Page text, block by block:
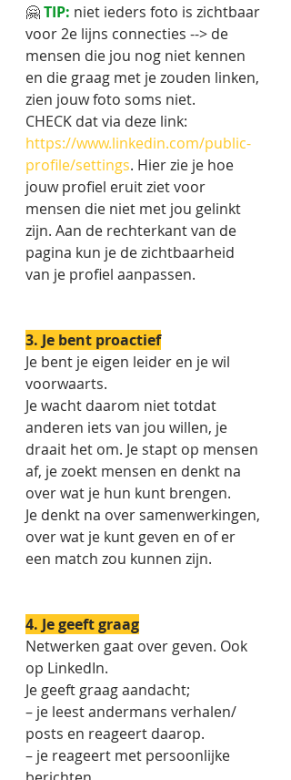
🤗 TIP: niet ieders foto is zichtbaar
voor 2e lijns connecties --> de
mensen die jou nog niet kennen
en die graag met je zouden linken,
zien jouw foto soms niet.
CHECK dat via deze link:
https://www.linkedin.com/public-
profile/settings. Hier zie je hoe
jouw profiel eruit ziet voor
mensen die niet met jou gelinkt
zijn. Aan de rechterkant van de
pagina kun je de zichtbaarheid
van je profiel aanpassen.
3. Je bent proactief
Je bent je eigen leider en je wil
voorwaarts.
Je wacht daarom niet totdat
anderen iets van jou willen, je
draait het om. Je stapt op mensen
af, je zoekt mensen en denkt na
over wat je hun kunt brengen.
Je denkt na over samenwerkingen,
over wat je kunt geven en of er
een match zou kunnen zijn.
4. Je geeft graag
Netwerken gaat over geven. Ook
op LinkedIn.
Je geeft graag aandacht;
– je leest andermans verhalen/
posts en reageert daarop.
– je reageert met persoonlijke